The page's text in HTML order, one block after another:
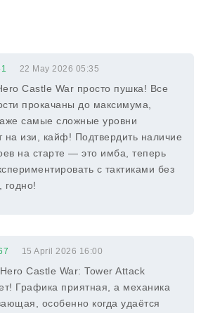
22 May 2026 05:35
Castle War просто пушка! Все
прокачаны до максимума,
самые сложные уровни
на изи, кайф! Подтвердить наличие
на старте — это имба, теперь
с тактиками без
годно!
15 April 2026 16:00
Castle War: Tower Attack
Графика приятная, а механика
особенно когда удаётся